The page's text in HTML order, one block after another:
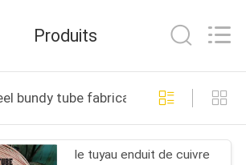
Produits
bundy tube fabrication en ligne
le tuyau enduit de cuivre